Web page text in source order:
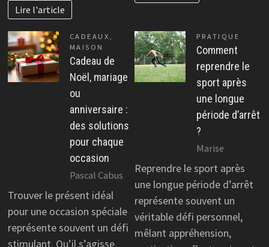
Lire l'article
CADEAUX ,
MAISON
Cadeau de
Noël, mariage
ou
anniversaire :
des solutions
pour chaque
occasion
Pascal Cabus
Trouver le présent idéal
pour une occasion spéciale
représente souvent un défi
stimulant. Qu’il s’agisse
PRATIQUE
Comment
reprendre le
sport après
une longue
période d’arrêt
?
Marise
Reprendre le sport après
une longue période d’arrêt
représente souvent un
véritable défi personnel,
mêlant appréhension,